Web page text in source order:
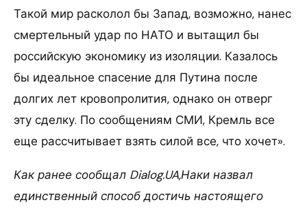
Такой мир расколол бы Запад, возможно, нанес
смертельный удар по НАТО и вытащил бы
российскую экономику из изоляции. Казалось
бы идеальное спасение для Путина после
долгих лет кровопролития, однако он отверг
эту сделку. По сообщениям СМИ, Кремль все
еще рассчитывает взять силой все, что хочет».
Как ранее сообщал Dialog.UA,Наки назвал
единственный способ достичь настоящего